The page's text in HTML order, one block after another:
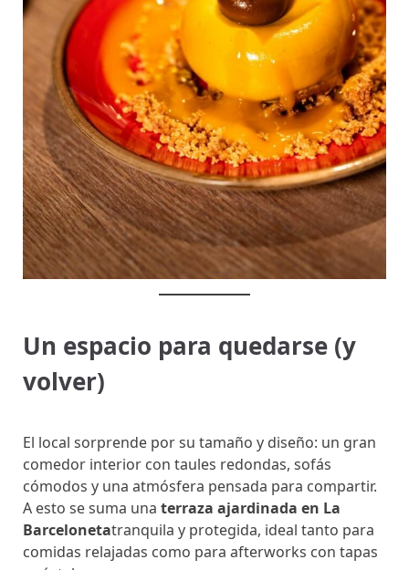
Un espacio para quedarse (y
volver)
El local sorprende por su tamaño y diseño: un gran
comedor interior con taules redondas, sofás
cómodos y una atmósfera pensada para compartir.
A esto se suma una terraza ajardinada en La
Barcelonetatranquila y protegida, ideal tanto para
comidas relajadas como para afterworks con tapas